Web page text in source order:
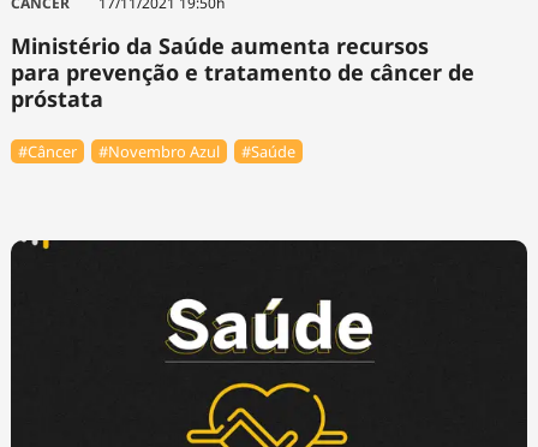
Ministério da Saúde aumenta recursos
para prevenção e tratamento de câncer de
próstata
#Câncer #Novembro Azul #Saúde